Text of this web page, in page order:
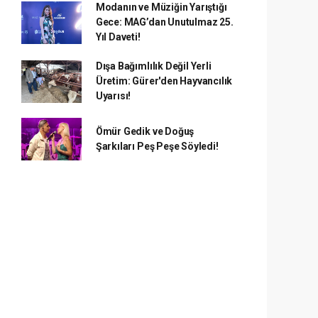
Modanın ve Müziğin Yarıştığı
Gece: MAG’dan Unutulmaz 25.
Yıl Daveti!
Dışa Bağımlılık Değil Yerli
Üretim: Gürer'den Hayvancılık
Uyarısı!
Ömür Gedik ve Doğuş
Şarkıları Peş Peşe Söyledi!